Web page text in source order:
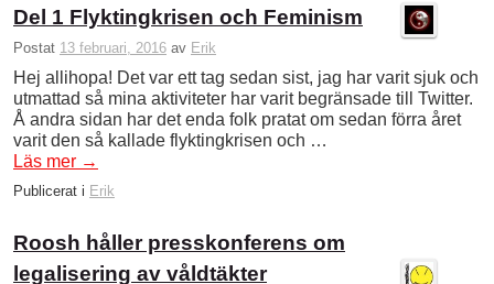
Del 1 Flyktingkrisen och Feminism
Postat 13 februari, 2016 av Erik
Hej allihopa! Det var ett tag sedan sist, jag har varit sjuk och
utmattad så mina aktiviteter har varit begränsade till Twitter.
Å andra sidan har det enda folk pratat om sedan förra året
varit den så kallade flyktingkrisen och …
Läs mer →
Publicerat i Erik
Roosh håller presskonferens om
legalisering av våldtäkter